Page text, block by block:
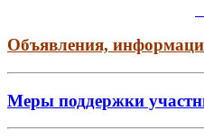
Объявления,
Меры поддержки